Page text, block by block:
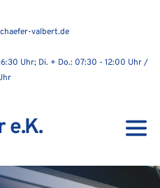
valbert.de
Uhr; Di. + Do.: 07:30 - 12:00 Uhr /
e.K.